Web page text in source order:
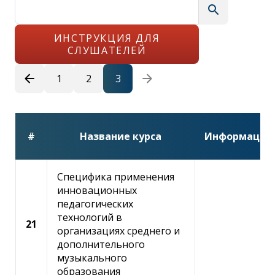
search
ИНСТРУКЦИЯ ДЛЯ
СЛУШАТЕЛЕЙ
arrow_back 1 2 3 arrow_forward
# Название курса Информация
21
Специфика применения
инновационных
педагогических
технологий в
организациях среднего и
дополнительного
музыкального
образования
Задать вопрос
Форма регистрации
Загрузка
Даты проведения курса